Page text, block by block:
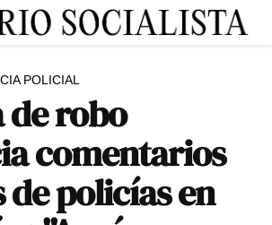
POLICIAL
robo
comentarios
policías en